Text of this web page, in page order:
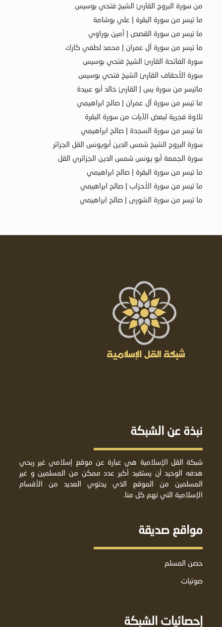
من سورة البروج القارئ الشيخ فتحي بوسيس
ما تيسر من سورة البقرة | علي بوشامة
ما تيسر من سورة القصص | أمين بوراوي
ما تيسر من سورة آل عمران | محمد لطفي كارك
سورة الفاتحة القارئ الشيخ فتحي بوسيس
سورة الأحقاف القارئ الشيخ فتحي بوسيس
ماتيسر من سورة يس | القارئ خالد أبو عبيدة
ما تيسر من سورة آل عمران | صالح ابراهيمي
تلاوة فجرية لبعض الآيات من سورة البقرة
ما تيسر من سورة السجدة | صالح ابراهيمي
سورة البروج الشيخ شمس الدين أبويونس القل الجزائر
سورة الجمعة أبو يونس شمس الدين الجزائري القل
ما تيسر من سورة البقرة | صالح ابراهيمي
ما تيسر من سورة الأحزاب | صالح ابراهيمي
ما تيسر من سورة الشورى | صالح ابراهيمي
نبذة عن الشبكة
شبكة القل الإسلامية هي عبارة عن موقع إسلامي غير ربحي
هدفه الوحيد أن يستفيد أكبر عدد ممكن من المسلمين و غير
المسلمين من الموقع الذي يحتوي العديد من الأقسام
الإسلامية التي تهم كل منا.
مواقع صديقة
حصن المسلم
صوتيات
إحصائيات الشبكة